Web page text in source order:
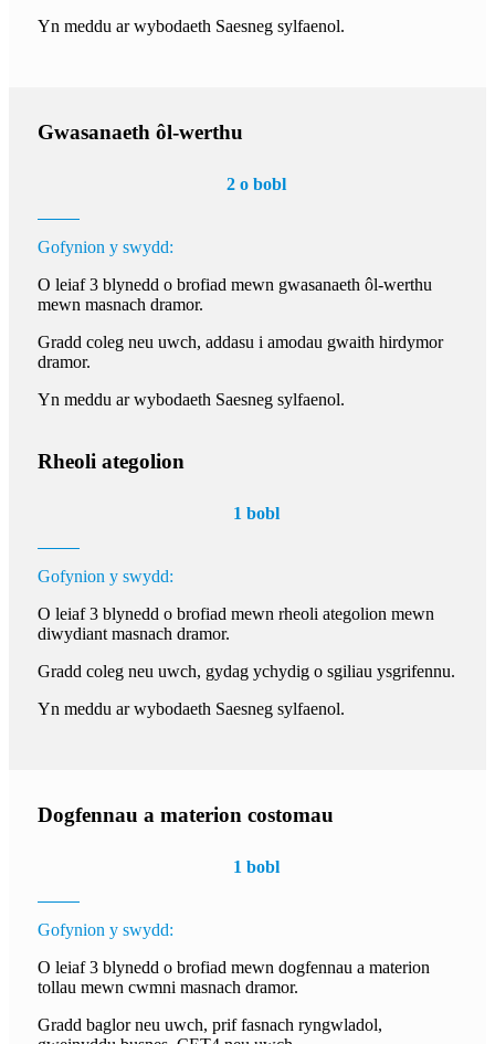
Yn meddu ar wybodaeth Saesneg sylfaenol.
Gwasanaeth ôl-werthu
2 o bobl
Gofynion y swydd:
O leiaf 3 blynedd o brofiad mewn gwasanaeth ôl-werthu
mewn masnach dramor.
Gradd coleg neu uwch, addasu i amodau gwaith hirdymor
dramor.
Yn meddu ar wybodaeth Saesneg sylfaenol.
Rheoli ategolion
1 bobl
Gofynion y swydd:
O leiaf 3 blynedd o brofiad mewn rheoli ategolion mewn
diwydiant masnach dramor.
Gradd coleg neu uwch, gydag ychydig o sgiliau ysgrifennu.
Yn meddu ar wybodaeth Saesneg sylfaenol.
Dogfennau a materion costomau
1 bobl
Gofynion y swydd:
O leiaf 3 blynedd o brofiad mewn dogfennau a materion
tollau mewn cwmni masnach dramor.
Gradd baglor neu uwch, prif fasnach ryngwladol,